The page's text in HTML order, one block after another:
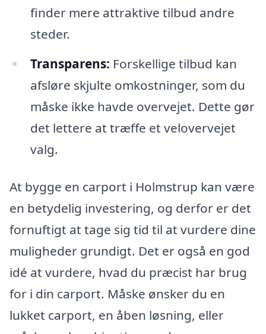
finder mere attraktive tilbud andre
steder.
Transparens: Forskellige tilbud kan
afsløre skjulte omkostninger, som du
måske ikke havde overvejet. Dette gør
det lettere at træffe et velovervejet
valg.
At bygge en carport i Holmstrup kan være
en betydelig investering, og derfor er det
fornuftigt at tage sig tid til at vurdere dine
muligheder grundigt. Det er også en god
idé at vurdere, hvad du præcist har brug
for i din carport. Måske ønsker du en
lukket carport, en åben løsning, eller